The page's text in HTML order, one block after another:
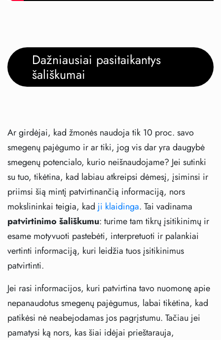
Dažniausiai pasitaikantys
šališkumai
Ar girdėjai, kad žmonės naudoja tik 10 proc. savo
smegenų pajėgumo ir ar tiki, jog vis dar yra daugybė
smegenų potencialo, kurio neišnaudojame? Jei sutinki
su tuo, tikėtina, kad labiau atkreipsi dėmesį, įsiminsi ir
priimsi šią mintį patvirtinančią informaciją, nors
mokslininkai teigia, kad ji klaidinga. Tai vadinama
patvirtinimo šališkumu: turime tam tikrų įsitikinimų ir
esame motyvuoti pastebėti, interpretuoti ir palankiai
vertinti informaciją, kuri leidžia tuos įsitikinimus
patvirtinti.
Jei rasi informacijos, kuri patvirtina tavo nuomonę apie
nepanaudotus smegenų pajėgumus, labai tikėtina, kad
patikėsi nė neabejodamas jos pagrįstumu. Tačiau jei
pamatysi ką nors, kas šiai idėjai prieštarauja,